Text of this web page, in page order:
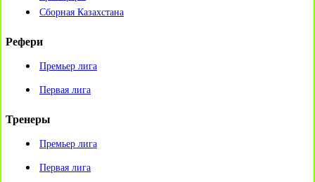
Сборная Казахстана
Рефери
Премьер лига
Первая лига
Тренеры
Премьер лига
Первая лига